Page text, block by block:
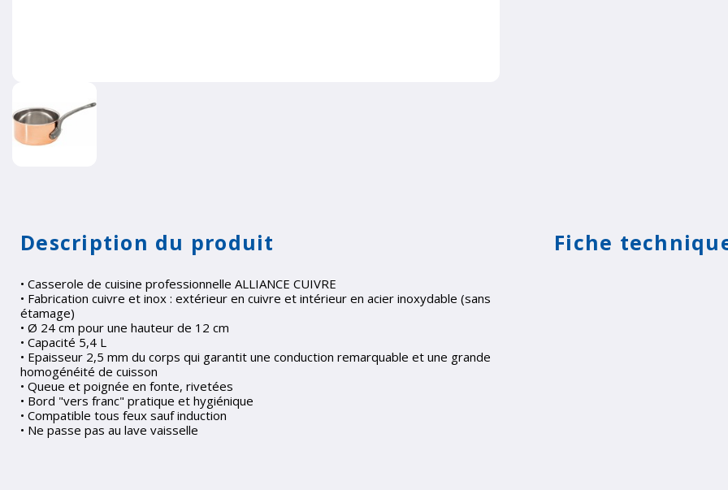
Description du produit
• Casserole de cuisine professionnelle ALLIANCE CUIVRE
• Fabrication cuivre et inox : extérieur en cuivre et intérieur en acier inoxydable (sans
étamage)
• Ø 24 cm pour une hauteur de 12 cm
• Capacité 5,4 L
• Epaisseur 2,5 mm du corps qui garantit une conduction remarquable et une grande
homogénéité de cuisson
• Queue et poignée en fonte, rivetées
• Bord "vers franc" pratique et hygiénique
• Compatible tous feux sauf induction
• Ne passe pas au lave vaisselle
Fiche